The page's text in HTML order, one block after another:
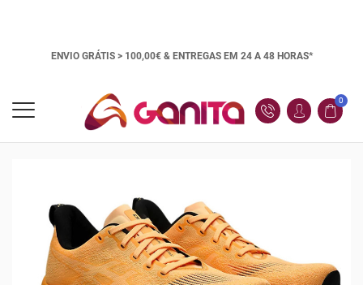
ENVIO GRÁTIS > 100,00€ & ENTREGAS EM 24 A 48 HORAS*
0